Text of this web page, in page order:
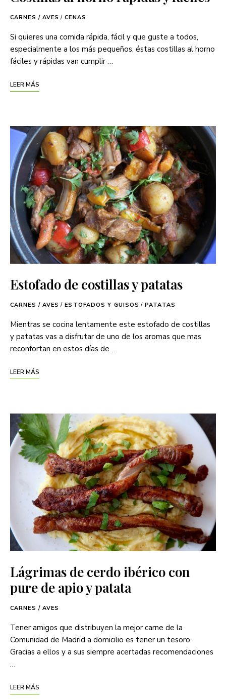
CARNES / AVES / CENAS
Si quieres una comida rápida, fácil y que guste a todos,
especialmente a los más pequeños, éstas costillas al horno
fáciles y rápidas van cumplir …
LEER MÁS
Estofado de costillas y patatas
CARNES / AVES / ESTOFADOS Y GUISOS / PATATAS
Mientras se cocina lentamente este estofado de costillas
y patatas vas a disfrutar de uno de los aromas que mas
reconfortan en estos días de …
LEER MÁS
Lágrimas de cerdo ibérico con
pure de apio y patata
CARNES / AVES
Tener amigos que distribuyen la mejor carne de la
Comunidad de Madrid a domicilio es tener un tesoro.
Gracias a ellos y a sus siempre acertadas recomendaciones
…
LEER MÁS